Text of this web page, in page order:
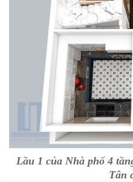
Lầu 1 của Nhà phố 4
Tân